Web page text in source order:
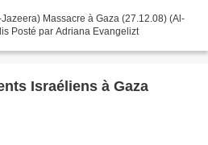
Massacre à Gaza (27.12.08) (Al-
Posté par Adriana Evangelizt
Israéliens à Gaza